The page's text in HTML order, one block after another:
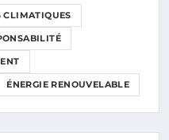
CLIMATIQUES
ÉNERGIE RENOUVELABLE